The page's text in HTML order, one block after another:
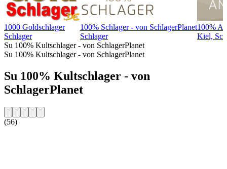
1000 Goldschlager
Schlager
100% Schlager - von SchlagerPlanet
Schlager
100%
Kiel,
Su 100% Kultschlager - von SchlagerPlanet
Su 100% Kultschlager - von SchlagerPlanet
Su 100% Kultschlager - von
SchlagerPlanet
(56)